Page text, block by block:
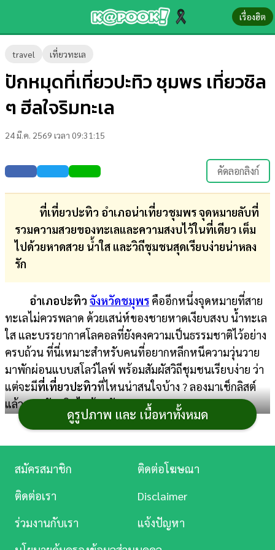
เรื่องฮิต
travel เที่ยวทะเล
ปักหมุดที่เที่ยวปะทิว ชุมพร เที่ยวชิล
ๆ ฮีลใจริมทะเล
24 มี.ค. 2569 เวลา 09:31:15
คัดลอกลิงก์
ที่เที่ยวปะทิว อำเภอน่าเที่ยวชุมพร จุดหมายลับที่
รวมความสวยของทะเลและความสงบไว้ในที่เดียว เต็ม
ไปด้วยหาดสวย น้ำใส และวิถีชุมชนสุดเรียบง่ายน่าหลง
รัก
อำเภอปะทิว จังหวัดชมุพร คืออีกหนึ่งจุดหมายที่สาย
ทะเลไม่ควรพลาด ด้วยเสน่ห์ของชายหาดเงียบสงบ น้ำทะเล
ใส และบรรยากาศโลคอลที่ยังคงความเป็นธรรมชาติไว้อย่าง
ครบถ้วน ที่นี่เหมาะสำหรับคนที่อยากหลีกหนีความวุ่นวาย
มาพักผ่อนแบบสโลว์ไลฟ์ พร้อมสัมผัสวิถีชุมชนเรียบง่าย ว่า
แต่จะมีที่เที่ยวปะทิวที่ไหนน่าสนใจบ้าง ? ลองมาเช็กลิสต์
แล้วชวนจัดทริปไปด้วยกัน
ที่เที่ยวปะทิว ชุมพร
1. หาดทุ่งวัวแล่น
อัญมณีเม็ดงามแห่งอำเภอปะทิว ด้วยเอกลักษณ์ของ
ชายหาดรูปพระจันทร์เสี้ยวที่มีเม็ดทรายสีขาวนวลละเอียด
ดูรูปภาพ และ เนื้อหาทั้งหมด
ข่าว-
ความ
รู้
บันเทิง
ตรวจ
ผล
บอล
สด
การ
เงิน
การ
ศึกษา
บันเทิง
ดู
Music
สมัครสมาชิก
ติดต่อโฆษณา
ติดต่อเรา
Disclaimer
ร่วมงานกับเรา
แจ้งปัญหา